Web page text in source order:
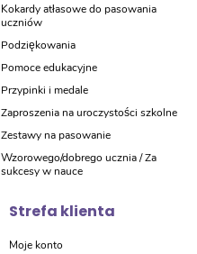
Kokardy atłasowe do pasowania
uczniów
Podziękowania
Pomoce edukacyjne
Przypinki i medale
Zaproszenia na uroczystości szkolne
Zestawy na pasowanie
Wzorowego/dobrego ucznia / Za
sukcesy w nauce
Strefa klienta
Moje konto